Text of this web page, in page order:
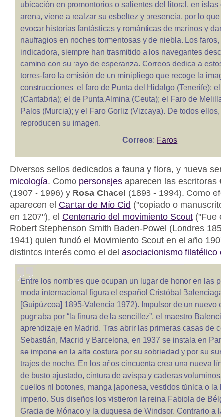
ubicación en promontorios o salientes del litoral, en islas
arena, viene a realzar su esbeltez y presencia, por lo
evocar historias fantásticas y románticas de marinos y
naufragios en noches tormentosas y de niebla. Los
indicadora, siempre han trasmitido a los navegantes
camino con su rayo de esperanza. Correos dedica a
torres-faro la emisión de un minipliego que recoge la
construcciones: el faro de Punta del Hidalgo (Tenerife);
(Cantabria); el de Punta Almina (Ceuta); el Faro de
Palos (Murcia); y el Faro Gorliz (Vizcaya). De todos
reproducen su imagen.
Correos: Faros
Diversos sellos dedicados a fauna y flora, y nueva
micología. Como personajesaparecen las escritoras
(1907 - 1996) y Rosa Chacel (1898 - 1994). Como
aparecen el Cantar de Mío Cid ("copiado o
en 1207"), el Centenario del movimiento Scout("Fue
Robert Stephenson Smith Baden-Powel (Londres
1941) quien fundó el Movimiento Scout en el año
distintos interés como el del asociacionismo filatélico
Entre los nombres que ocupan un lugar de honor en las
moda internacional figura el español Cristóbal
[Guipúzcoa] 1895-Valencia 1972). Impulsor de un nuevo
pugnaba por “la finura de la sencillez”, el maestro
aprendizaje en Madrid. Tras abrir las primeras casas de
Sebastián, Madrid y Barcelona, en 1937 se instala en
se impone en la alta costura por su sobriedad y por su
trajes de noche. En los años cincuenta crea una nueva
de busto ajustado, cintura de avispa y caderas
cuellos ni botones, manga japonesa, vestidos túnica o la
imperio. Sus diseños los vistieron la reina Fabiola de
Gracia de Mónaco y la duquesa de Windsor. Contrario a